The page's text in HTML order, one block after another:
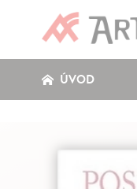
ÚVOD